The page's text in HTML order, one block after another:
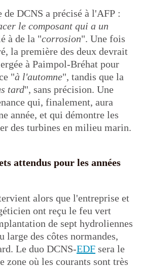
de DCNS a précisé à l'AFP :
le composant qui a un
à de la "corrosion". Une fois
la première des deux devrait
à Paimpol-Bréhat pour
"à l'automne", tandis que la
tard", sans précision. Une
qui, finalement, aura
année, et qui démontre les
des turbines en milieu marin.
attendus pour les années
alors que l'entreprise et
ont reçu le feu vert
de sept hydroliennes
large des côtes normandes,
Le duo DCNS-EDF sera le
zone où les courants sont très